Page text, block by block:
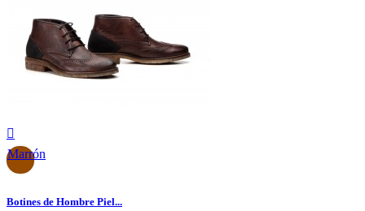

Marrón
Botines de Hombre Piel...